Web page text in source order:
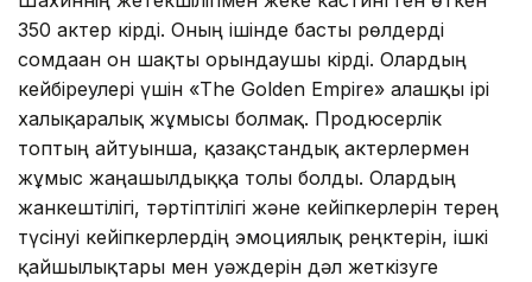
350 актер кірді. Оның ішінде басты рөлдерді
сомдаған он шақты орындаушы кірді. Олардың
кейбіреулері үшін «The Golden Empire» алғашқы ірі
халықаралық жұмысы болмақ. Продюсерлік
топтың айтуынша, қазақстандық актерлермен
жұмыс жаңашылдыққа толы болды. Олардың
жанкештілігі, тәртіптілігі және кейіпкерлерін терең
түсінуі кейіпкерлердің эмоциялық реңктерін, ішкі
қайшылықтары мен уәждерін дәл жеткізуге